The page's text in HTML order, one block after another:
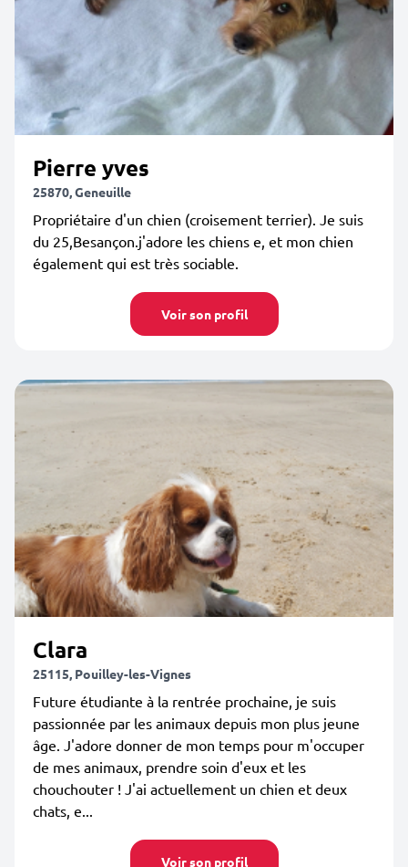
Pierre yves
25870, Geneuille
Propriétaire d'un chien (croisement terrier). Je suis
du 25,Besançon.j'adore les chiens e, et mon chien
également qui est très sociable.
Voir son profil
Clara
25115, Pouilley-les-Vignes
Future étudiante à la rentrée prochaine, je suis
passionnée par les animaux depuis mon plus jeune
âge. J'adore donner de mon temps pour m'occuper
de mes animaux, prendre soin d'eux et les
chouchouter ! J'ai actuellement un chien et deux
chats, e...
Voir son profil